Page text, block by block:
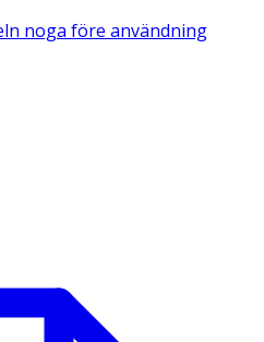
noga före användning